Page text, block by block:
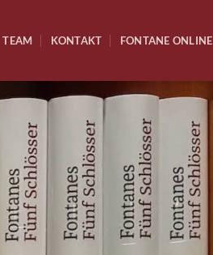
TEAM KONTAKT FONTANE ONLINE